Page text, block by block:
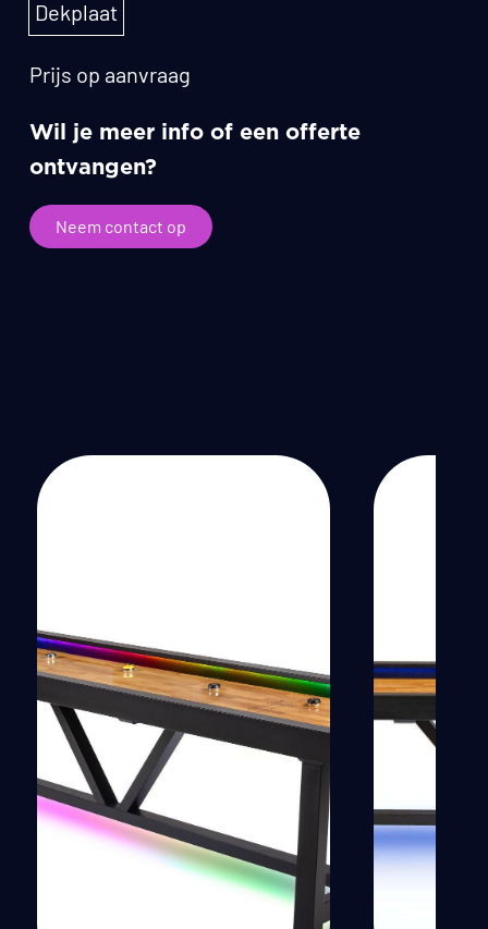
Dekplaat
Prijs op aanvraag
Wil je meer info of een offerte
ontvangen?
Neem contact op